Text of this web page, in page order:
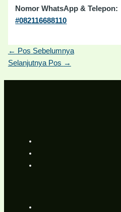
Nomor WhatsApp & Telepon:
#082116688110
← Pos Sebelumnya
Selanjutnya Pos →